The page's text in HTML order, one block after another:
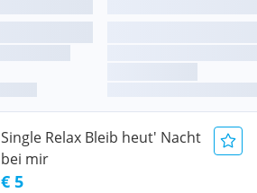
Single Relax Bleib heut' Nacht
bei mir
€ 5